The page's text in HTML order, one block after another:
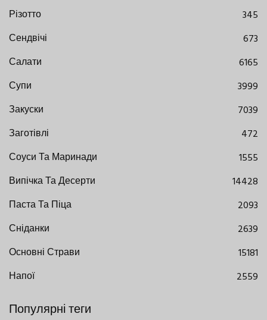
Різотто
345
Сендвічі
673
Салати
6165
Супи
3999
Закуски
7039
Заготівлі
472
Соуси Та Маринади
1555
Випічка Та Десерти
14428
Паста Та Піца
2093
Сніданки
2639
Основні Страви
15181
Напої
2559
Популярні теги